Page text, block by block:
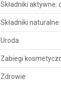
Składniki aktywne:
Składniki
Uroda
Zabiegi
Zdrowie